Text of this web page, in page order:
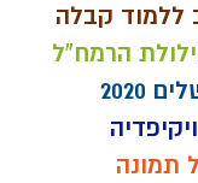
ללמוד קבלה
הרמח"ל
2020
תמונה